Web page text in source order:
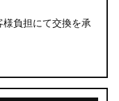
負担にて交換を承